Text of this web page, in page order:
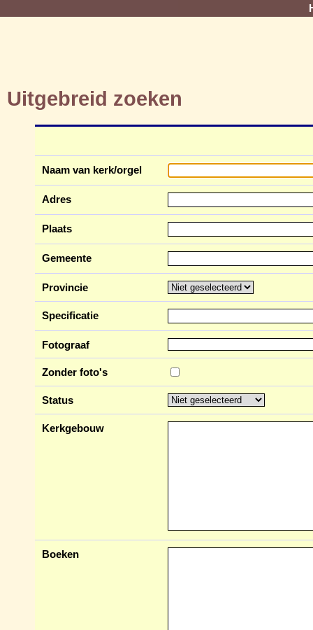
Uitgebreid zoeken
Naam van kerk/orgel
Adres
Plaats
Gemeente
Provincie
Specificatie
Fotograaf
Zonder foto's
Status
Kerkgebouw
Boeken